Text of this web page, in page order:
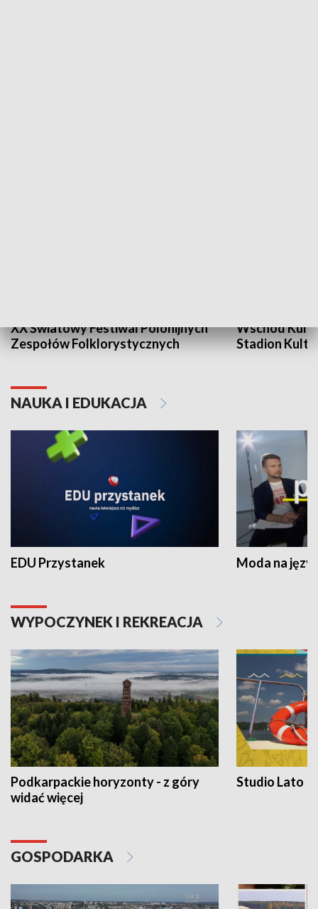
XX Światowy Festiwal Polonijnych
Zespołów Folklorystycznych
Wschód
Stadion
NAUKA I EDUKACJA
EDU Przystanek Moda na
WYPOCZYNEK I REKREACJA
Podkarpackie horyzonty - z góry
widać więcej
Studio Lato
GOSPODARKA